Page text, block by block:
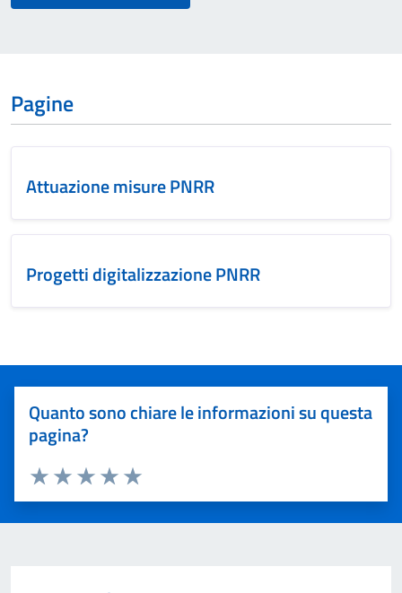
Pagine
Attuazione misure PNRR
Progetti digitalizzazione PNRR
Quanto sono chiare le informazioni su questa
pagina?
Valuta 5 stelle su 5
Valuta 4 stelle su 5
Valuta 3 stelle su 5
Valuta 2 stelle su 5
Valuta 1 stelle su 5